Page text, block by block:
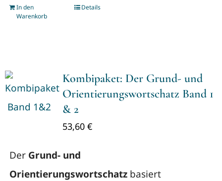
In den
Warenkorb
Details
Kombipaket: Der Grund- und
Orientierungswortschatz Band 1
& 2
53,60 €
Der Grund- und
Orientierungswortschatzbasiert